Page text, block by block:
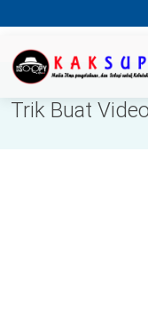
Trik Buat